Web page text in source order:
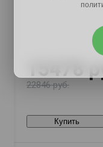
15478
22846 руб.
Купить